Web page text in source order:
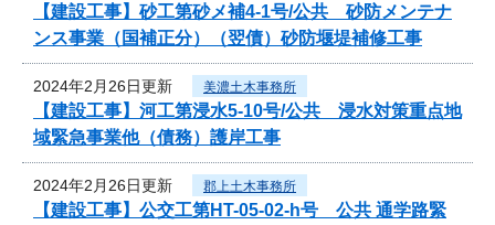
【建設工事】砂工第砂メ補4-1号/公共 砂防メンテナ
ンス事業（国補正分）（翌債）砂防堰堤補修工事
2024年2月26日更新 美濃土木事務所
【建設工事】河工第浸水5-10号/公共 浸水対策重点地
域緊急事業他（債務）護岸工事
2024年2月26日更新 郡上土木事務所
【建設工事】公交工第HT-05-02-h号 公共 通学路緊